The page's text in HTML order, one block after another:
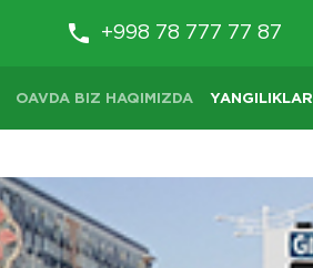
+998 78 777 77 87
OAVDA BIZ HAQIMIZDA YANGILIKLAR